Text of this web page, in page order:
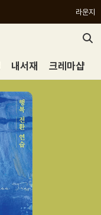
라운지
내서재 크레마샵